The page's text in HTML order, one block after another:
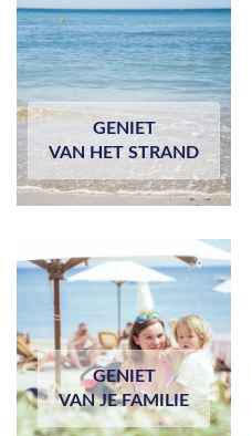
GENIET
VAN HET STRAND
GENIET
VAN JE FAMILIE